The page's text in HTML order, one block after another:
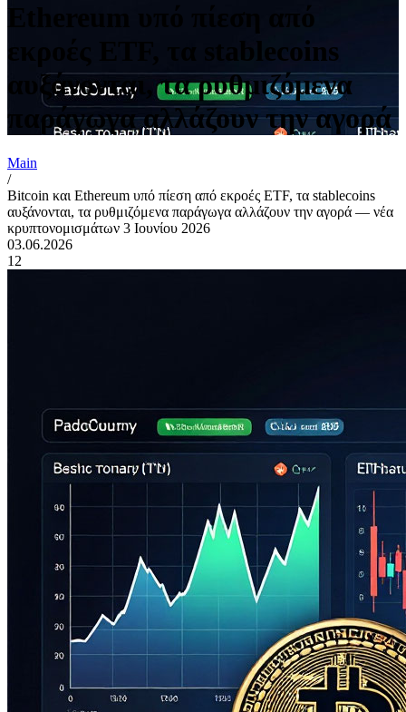
Ethereum υπό πίεση από
εκροές ETF, τα stablecoins
αυξάνονται, τα ρυθμιζόμενα
παράγωγα αλλάζουν την αγορά
Main
/
Bitcoin και Ethereum υπό πίεση από εκροές ETF, τα stablecoins
αυξάνονται, τα ρυθμιζόμενα παράγωγα αλλάζουν την αγορά — νέα
κρυπτονομισμάτων 3 Ιουνίου 2026
03.06.2026
12